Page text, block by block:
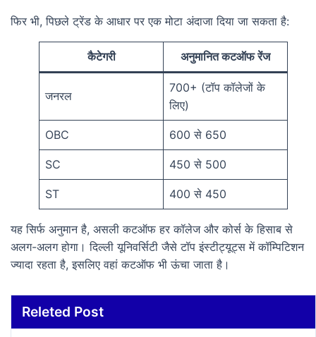
फिर भी, पिछले ट्रेंड के आधार पर एक मोटा अंदाजा दिया जा सकता है:
कैटेगरी अनुमानित कटऑफ रेंज
जनरल
700+ (टॉप कॉलेजों के
लिए)
OBC 600 से 650
SC 450 से 500
ST 400 से 450
यह सिर्फ अनुमान है, असली कटऑफ हर कॉलेज और कोर्स के हिसाब से
अलग-अलग होगा। दिल्ली यूनिवर्सिटी जैसे टॉप इंस्टीट्यूट्स में कॉम्पिटिशन
ज्यादा रहता है, इसलिए वहां कटऑफ भी ऊंचा जाता है।
Releted Post